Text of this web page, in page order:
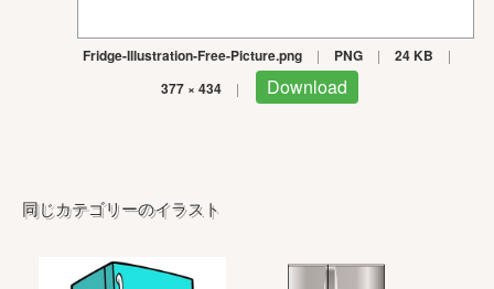
Fridge-Illustration-Free-Picture.png | PNG | 24 KB |
377 × 434 | Download
同じカテゴリーのイラスト